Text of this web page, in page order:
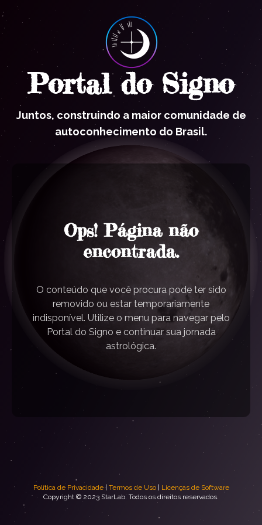
Portal do Signo
Juntos, construindo a maior comunidade de
autoconhecimento do Brasil.
Ops! Página não
encontrada.
O conteúdo que você procura pode ter sido
removido ou estar temporariamente
indisponível. Utilize o menu para navegar pelo
Portal do Signo e continuar sua jornada
astrológica.
Política de Privacidade| Termos de Uso|
Licenças de Software
Copyright © 2023 StarLab. Todos os direitos reservados.